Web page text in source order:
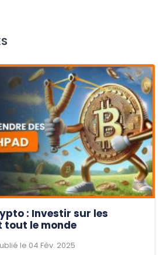
: Investir sur les
le monde
le 04 Fév. 2025